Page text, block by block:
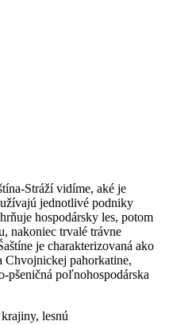
Stráží vidíme, aké je
jednotlivé podniky
hospodársky les, potom
nakoniec trvalé trávne
je charakterizovaná ako
Chvojnickej pahorkatine,
pšeničná poľnohospodárska
lesnú